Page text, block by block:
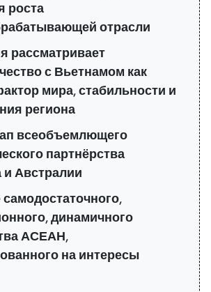
роста
отрасли
рассматривает
с Вьетнамом как
мира, стабильности и
региона
всеобъемлющего
партнёрства
и Австралии
динамичного
АСЕАН,
на интересы